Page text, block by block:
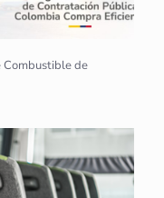
Combustible de